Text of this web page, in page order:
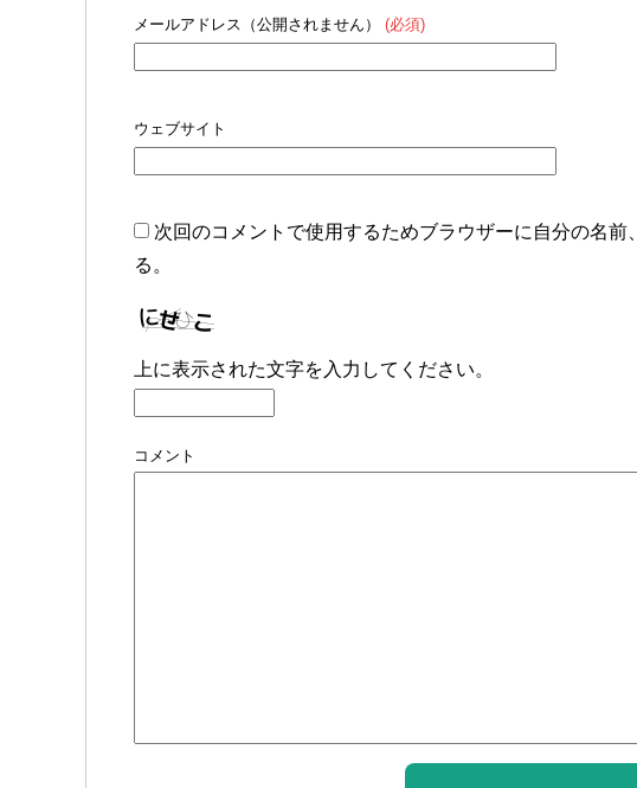
メールアドレス（公開されません） (必須)
ウェブサイト
次回のコメントで使用するためブラウザーに自分の名
る。
上に表示された文字を入力してください。
コメント